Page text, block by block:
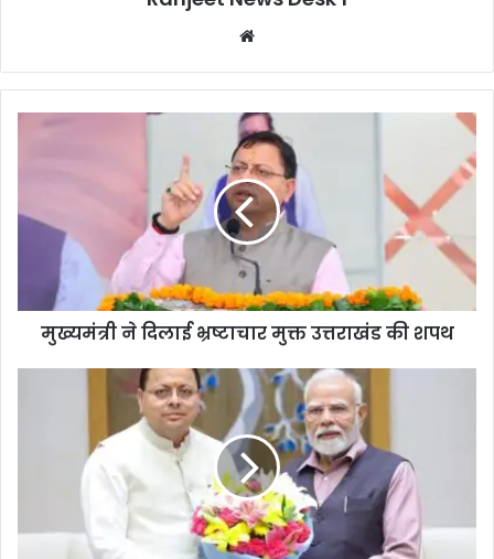
te
मुख्यमंत्री ने दिलाई भ्रष्टाचार मुक्त उत्तराखंड की शपथ